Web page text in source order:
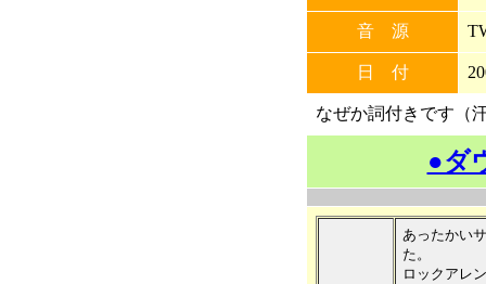
音 源
日 付
なぜか詞付きです（
●ダ
あったかい
た。
ロックアレ